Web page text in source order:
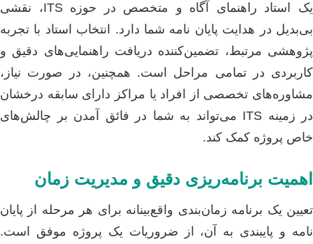
یک استاد راهنمای آگاه و متخصص در حوزه ITS، نقشی
بی‌بدیل در هدایت پایان نامه شما دارد. انتخاب استاد با تجربه
پژوهشی مرتبط، تضمین‌کننده دریافت راهنمایی‌های دقیق و
کاربردی در تمامی مراحل است. همچنین، در صورت نیاز،
مشاوره‌های تخصصی از افراد یا مراکز دارای سابقه درخشان
در زمینه ITS می‌تواند به شما در فائق آمدن بر چالش‌های
خاص پروژه کمک کند.
اهمیت برنامه‌ریزی دقیق و مدیریت زمان
تعیین یک برنامه زمان‌بندی واقع‌بینانه برای هر مرحله از پایان
نامه و پایبندی به آن، از ضروریات یک پروژه موفق است.